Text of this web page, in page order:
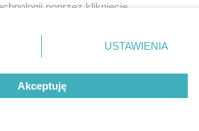
poprzez kliknięcie
przycisk ustawień prywatności
dolnym rogu strony
danych nie wymagają zgody
prawo sprzeciwić się takiemu
będą miały zastosowanie tylko
USTAWIENIA
Akceptuję